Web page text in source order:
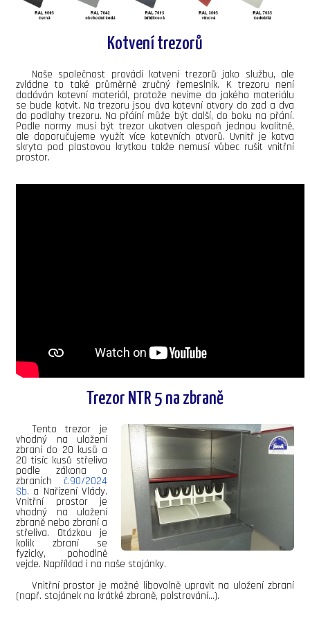
Kotvení trezorů
Naše společnost provádí kotvení trezorů jako službu, ale
zvládne to také průměrně zručný řemeslník. K trezoru není
dodáván kotevní materiál, protože nevíme do jakého materiálu
se bude kotvit. Na trezoru jsou dva kotevní otvory do zad a dva
do podlahy trezoru. Na přáíní může být další, do boku na přání.
Podle normy musí být trezor ukotven alespoň jednou kvalitně,
ale doporučujeme využít více kotevních otvorů. Uvnitř je kotva
skryta pod plastovou krytkou takže nemusí vůbec rušit vnitřní
prostor.
Trezor NTR 5 na zbraně
Tento trezor je
vhodný na uložení
zbraní do 20 kusů a
20 tisíc kusů střeliva
podle zákona o
zbraních č.90/2024
Sb. a Nařízení Vlády.
Vnitřní prostor je
vhodný na uložení
zbraně nebo zbraní a
střeliva. Otázkou je
kolik zbraní se
fyzicky, pohodlně
vejde. Například i na naše stojánky.
Vnitřní prostor je možné libovolně upravit na uložení zbraní
(např. stojánek na krátké zbraně, polstrování...).